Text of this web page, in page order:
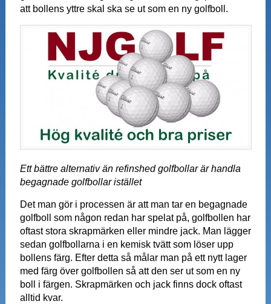
att bollens yttre skal ska se ut som en ny golfboll.
Ett bättre alternativ än refinshed golfbollar är handla
begagnade golfbollar istället
Det man gör i processen är att man tar en begagnade
golfboll som någon redan har spelat på, golfbollen har
oftast stora skrapmärken eller mindre jack. Man lägger
sedan golfbollarna i en kemisk tvätt som löser upp
bollens färg. Efter detta så målar man på ett nytt lager
med färg över golfbollen så att den ser ut som en ny
boll i färgen. Skrapmärken och jack finns dock oftast
alltid kvar.